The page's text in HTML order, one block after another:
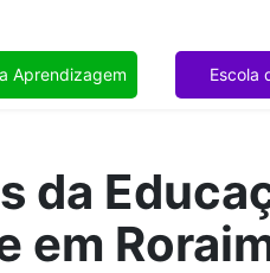
Aprendizagem Escola
da
em